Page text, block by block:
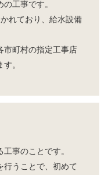
工事です。
れており、給水設備
市町村の指定工事店
。
事のことです。
行うことで、初めて